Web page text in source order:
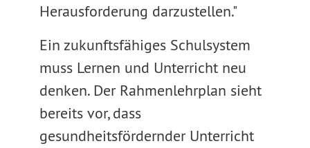
Herausforderung darzustellen."
Ein zukunftsfähiges Schulsystem
muss Lernen und Unterricht neu
denken. Der Rahmenlehrplan sieht
bereits vor, dass
gesundheitsfördernder Unterricht